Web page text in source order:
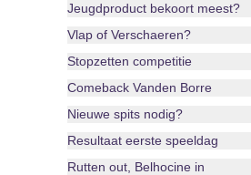
Jeugdproduct bekoort meest?
Vlap of Verschaeren?
Stopzetten competitie
Comeback Vanden Borre
Nieuwe spits nodig?
Resultaat eerste speeldag
Rutten out, Belhocine in